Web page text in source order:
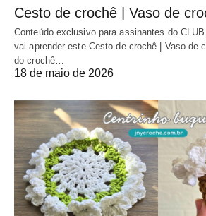
Cesto de crochê | Vaso de
Conteúdo exclusivo para assinantes do
vai aprender este Cesto de crochê | Vaso de
do crochê…
18 de maio de 2026